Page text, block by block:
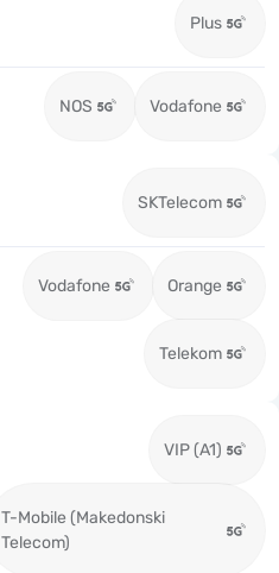
Plus
NOS Vodafone
SKTelecom
Vodafone Orange
Telekom
VIP (A1)
T-Mobile (Makedonski
Telecom)